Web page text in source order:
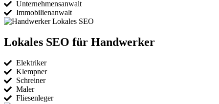
Unternehmensanwalt
Immobilienanwalt
Lokales SEO für Handwerker
Elektriker
Klempner
Schreiner
Maler
Fliesenleger